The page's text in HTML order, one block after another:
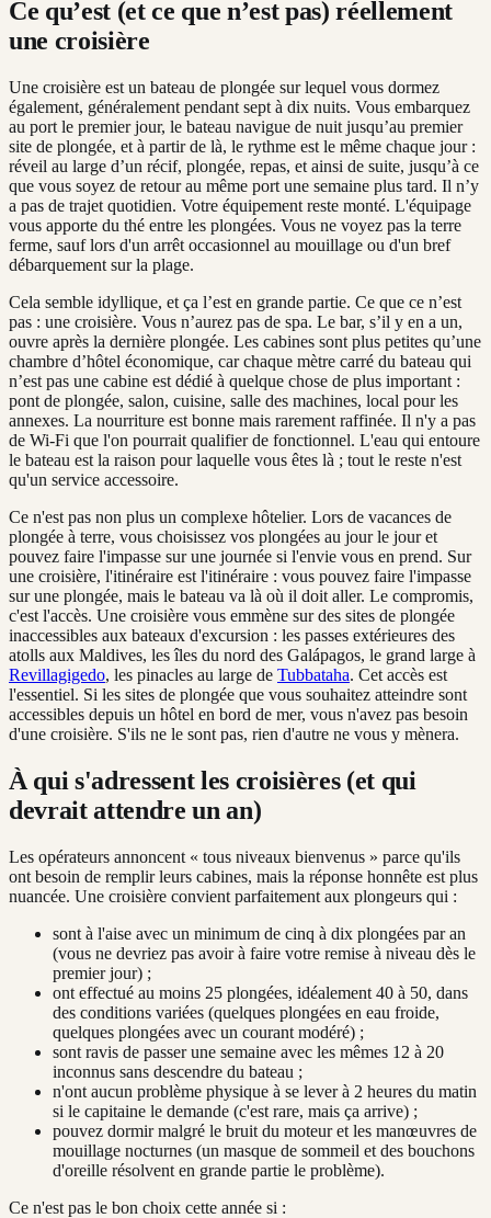
Ce qu’est (et ce que n’est pas) réellement
une croisière
Une croisière est un bateau de plongée sur lequel vous dormez
également, généralement pendant sept à dix nuits. Vous embarquez
au port le premier jour, le bateau navigue de nuit jusqu’au premier
site de plongée, et à partir de là, le rythme est le même chaque jour :
réveil au large d’un récif, plongée, repas, et ainsi de suite, jusqu’à ce
que vous soyez de retour au même port une semaine plus tard. Il n’y
a pas de trajet quotidien. Votre équipement reste monté. L'équipage
vous apporte du thé entre les plongées. Vous ne voyez pas la terre
ferme, sauf lors d'un arrêt occasionnel au mouillage ou d'un bref
débarquement sur la plage.
Cela semble idyllique, et ça l’est en grande partie. Ce que ce n’est
pas : une croisière. Vous n’aurez pas de spa. Le bar, s’il y en a un,
ouvre après la dernière plongée. Les cabines sont plus petites qu’une
chambre d’hôtel économique, car chaque mètre carré du bateau qui
n’est pas une cabine est dédié à quelque chose de plus important :
pont de plongée, salon, cuisine, salle des machines, local pour les
annexes. La nourriture est bonne mais rarement raffinée. Il n'y a pas
de Wi-Fi que l'on pourrait qualifier de fonctionnel. L'eau qui entoure
le bateau est la raison pour laquelle vous êtes là ; tout le reste n'est
qu'un service accessoire.
Ce n'est pas non plus un complexe hôtelier. Lors de vacances de
plongée à terre, vous choisissez vos plongées au jour le jour et
pouvez faire l'impasse sur une journée si l'envie vous en prend. Sur
une croisière, l'itinéraire est l'itinéraire : vous pouvez faire l'impasse
sur une plongée, mais le bateau va là où il doit aller. Le compromis,
c'est l'accès. Une croisière vous emmène sur des sites de plongée
inaccessibles aux bateaux d'excursion : les passes extérieures des
atolls aux Maldives, les îles du nord des Galápagos, le grand large à
Revillagigedo, les pinacles au large de Tubbataha. Cet accès est
l'essentiel. Si les sites de plongée que vous souhaitez atteindre sont
accessibles depuis un hôtel en bord de mer, vous n'avez pas besoin
d'une croisière. S'ils ne le sont pas, rien d'autre ne vous y mènera.
À qui s'adressent les croisières (et qui
devrait attendre un an)
Les opérateurs annoncent « tous niveaux bienvenus » parce qu'ils
ont besoin de remplir leurs cabines, mais la réponse honnête est plus
nuancée. Une croisière convient parfaitement aux plongeurs qui :
sont à l'aise avec un minimum de cinq à dix plongées par an
(vous ne devriez pas avoir à faire votre remise à niveau dès le
premier jour) ;
ont effectué au moins 25 plongées, idéalement 40 à 50, dans
des conditions variées (quelques plongées en eau froide,
quelques plongées avec un courant modéré) ;
sont ravis de passer une semaine avec les mêmes 12 à 20
inconnus sans descendre du bateau ;
n'ont aucun problème physique à se lever à 2 heures du matin
si le capitaine le demande (c'est rare, mais ça arrive) ;
pouvez dormir malgré le bruit du moteur et les manœuvres de
mouillage nocturnes (un masque de sommeil et des bouchons
d'oreille résolvent en grande partie le problème).
Ce n'est pas le bon choix cette année si :